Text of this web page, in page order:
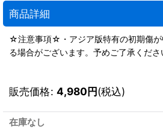
商品詳細
☆注意事項☆・アジア版特有の初期傷が
る場合がございます。予めご了承くださ
販売価格: 4,980円(税込)
在庫なし